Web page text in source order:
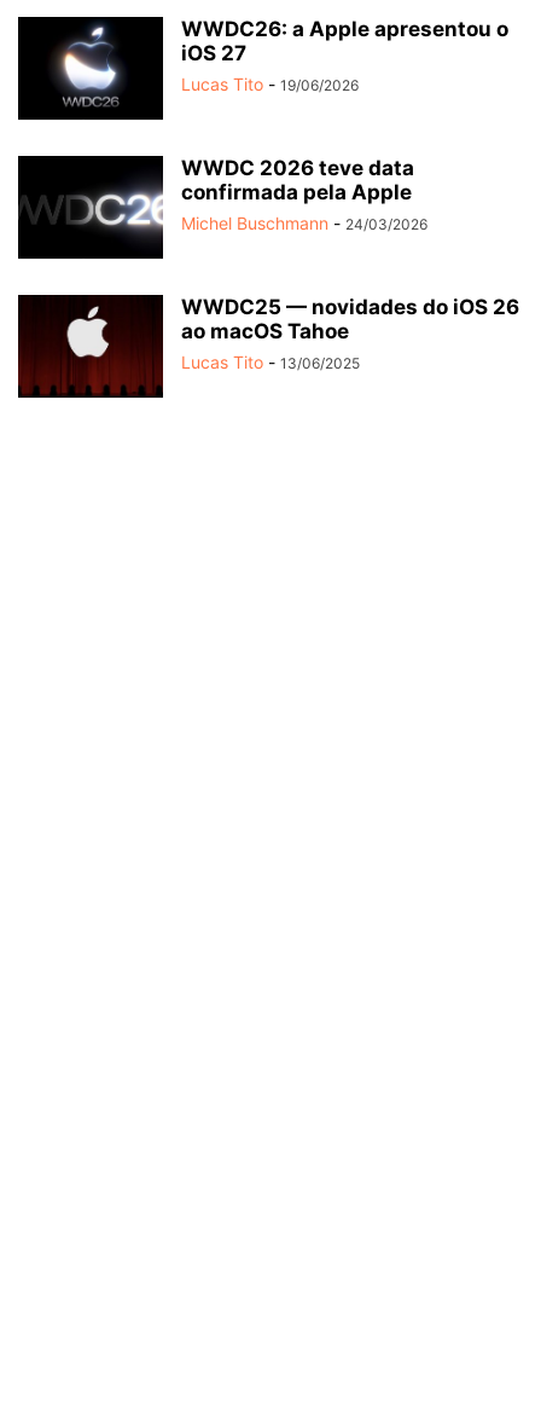
WWDC26: a Apple apresentou o
iOS 27
Lucas Tito - 19/06/2026
WWDC 2026 teve data
confirmada pela Apple
Michel Buschmann - 24/03/2026
WWDC25 — novidades do iOS 26
ao macOS Tahoe
Lucas Tito - 13/06/2025